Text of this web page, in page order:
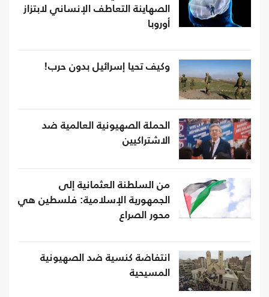
الصهاينة التعاطف الإنساني لابتزاز
أوروبا
وكيف تحيا إسرائيل بدون حرب!
الحملة الصهيونية العالمية ضد
الاشتراكيين
من السلطنة العثمانية إلى
الجمهورية الإسلامية: فلسطين هي
محور الصراع
انتفاضة كنسية ضد الصهيونية
المسيحية